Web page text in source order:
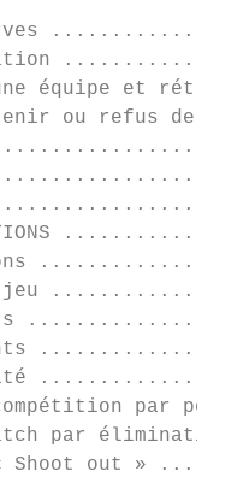
réserves
équipe
ou
match par
de « Shoot